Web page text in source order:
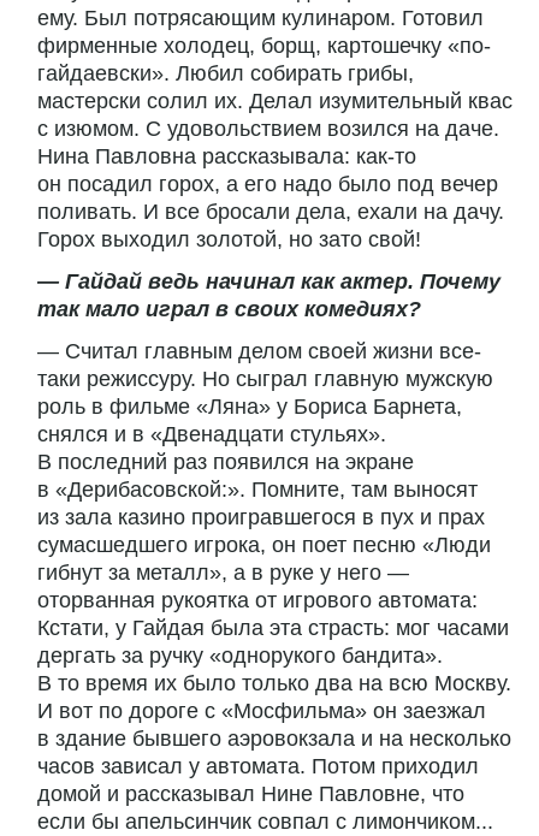
ему. Был потрясающим кулинаром. Готовил
фирменные холодец, борщ, картошечку «по-
гайдаевски». Любил собирать грибы,
мастерски солил их. Делал изумительный квас
с изюмом. С удовольствием возился на даче.
Нина Павловна рассказывала: как-то
он посадил горох, а его надо было под вечер
поливать. И все бросали дела, ехали на дачу.
Горох выходил золотой, но зато свой!
— Гайдай ведь начинал как актер. Почему
так мало играл в своих комедиях?
— Считал главным делом своей жизни все-
таки режиссуру. Но сыграл главную мужскую
роль в фильме «Ляна» у Бориса Барнета,
снялся и в «Двенадцати стульях».
В последний раз появился на экране
в «Дерибасовской:». Помните, там выносят
из зала казино проигравшегося в пух и прах
сумасшедшего игрока, он поет песню «Люди
гибнут за металл», а в руке у него —
оторванная рукоятка от игрового автомата:
Кстати, у Гайдая была эта страсть: мог часами
дергать за ручку «однорукого бандита».
В то время их было только два на всю Москву.
И вот по дороге с «Мосфильма» он заезжал
в здание бывшего аэровокзала и на несколько
часов зависал у автомата. Потом приходил
домой и рассказывал Нине Павловне, что
если бы апельсинчик совпал с лимончиком...